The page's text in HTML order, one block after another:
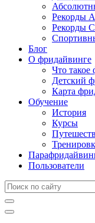
Рекорды
Рекорды
Блог
О фридайвинге
Что такое
Детский
Карта
Обучение
История
Курсы
Пользователи